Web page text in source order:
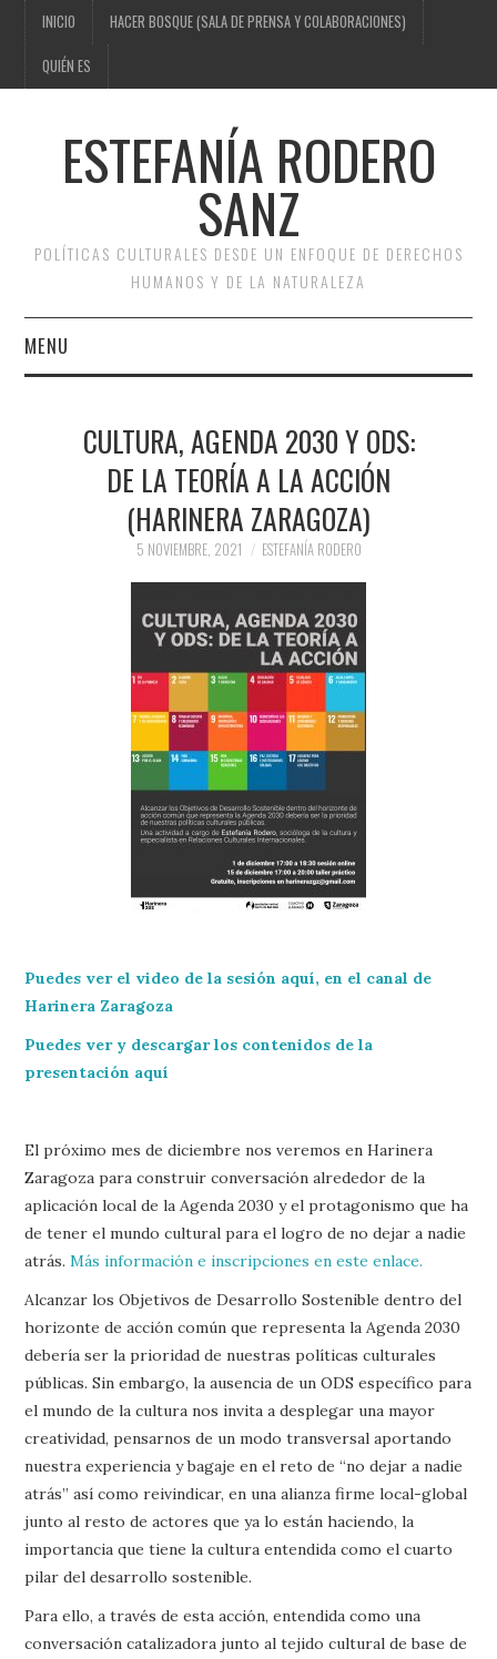
INICIO HACER BOSQUE (SALA DE PRENSA Y COLABORACIONES)
QUIÉN ES
ESTEFANÍA RODERO
SANZ
POLÍTICAS CULTURALES DESDE UN ENFOQUE DE DERECHOS
HUMANOS Y DE LA NATURALEZA
MENU
HACER BOSQUE (SALA DE
CULTURA, AGENDA 2030 Y ODS:
DE LA TEORÍA A LA ACCIÓN
(HARINERA ZARAGOZA)
5 NOVIEMBRE, 2021 ESTEFANÍA RODERO
Puedes ver el video de la sesión aquí, en el canal de
Harinera Zaragoza
Puedes ver y descargar los contenidos de la
presentación aquí
El próximo mes de diciembre nos veremos en Harinera
Zaragoza para construir conversación alrededor de la
aplicación local de la Agenda 2030 y el protagonismo que ha
de tener el mundo cultural para el logro de no dejar a nadie
atrás. Más información e inscripciones en este enlace.
Alcanzar los Objetivos de Desarrollo Sostenible dentro del
horizonte de acción común que representa la Agenda 2030
debería ser la prioridad de nuestras políticas culturales
públicas. Sin embargo, la ausencia de un ODS específico para
el mundo de la cultura nos invita a desplegar una mayor
creatividad, pensarnos de un modo transversal aportando
nuestra experiencia y bagaje en el reto de “no dejar a nadie
atrás” así como reivindicar, en una alianza firme local-global
junto al resto de actores que ya lo están haciendo, la
importancia que tiene la cultura entendida como el cuarto
pilar del desarrollo sostenible.
Para ello, a través de esta acción, entendida como una
conversación catalizadora junto al tejido cultural de base de